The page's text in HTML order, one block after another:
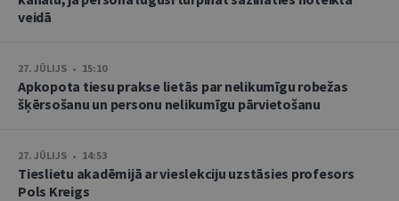
veidā
27. JŪLIJS • 15:10
Apkopota tiesu prakse lietās par nelikumīgu robežas
šķērsošanu un personu nelikumīgu pārvietošanu
27. JŪLIJS • 14:53
Tieslietu akadēmijā ar vieslekciju uzstāsies profesors
Pols Kreigs